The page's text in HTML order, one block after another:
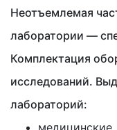
Неотъемлемая
лаборатории —
Комплектация
исследований.
лабораторий:
медицинские